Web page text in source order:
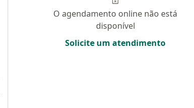
O agendamento online não está
disponível
Solicite um atendimento